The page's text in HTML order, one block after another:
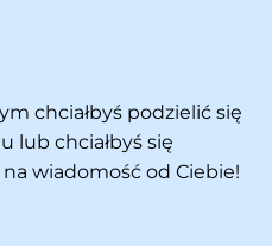
chciałbyś podzielić się
lub chciałbyś się
wiadomość od Ciebie!